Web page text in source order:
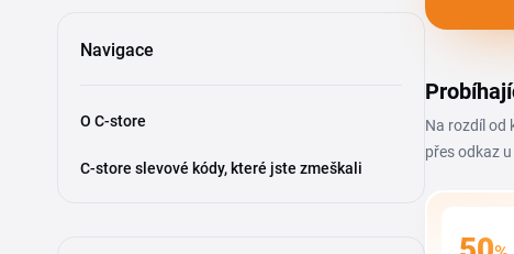
Navigace
O C-store
C-store slevové kódy, které jste zmeškali
Na rozdíl od
přes odkaz